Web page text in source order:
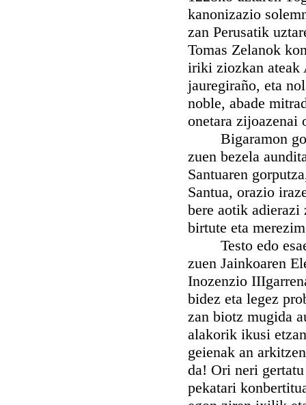
kanonizazio
zan Perusatik
Tomas Zelanok
iriki ziozkan ateak
jauregiraño, eta
noble, abade
onetara zijoazenai
Bigaramon
zuen bezela
Santuaren
Santua, orazio
bere aotik adierazi
birtute eta
Testo edo
zuen Jainkoaren
Inozenzio
bidez eta legez
zan biotz mugida
alakorik ikusi
geienak an
da! Ori neri
pekatari